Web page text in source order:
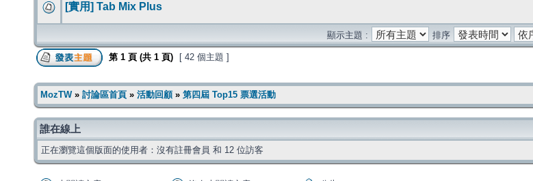
[實用] Tab Mix Plus
顯示主題 : 排序
第 1 頁 (共 1 頁) [ 42 個主題 ]
MozTW» 討論區首頁 » 活動回顧» 第四屆 Top15 票選活動
誰在線上
正在瀏覽這個版面的使用者：沒有註冊會員 和 12 位訪客